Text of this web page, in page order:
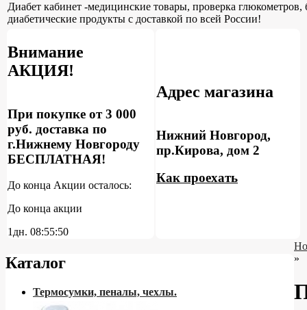
Диабет кабинет -медицинские товары, проверка глюкометров,
диабетические продукты с доставкой по всей России!
Внимание
АКЦИЯ!
При покупке от 3 000
руб. доставка по
г.Нижнему Новгороду
БЕСПЛАТНАЯ!
До конца Акции осталось:
До конца акции
1дн. 08:55:49
Адрес магазина
Нижний Новгород,
пр.Кирова, дом 2
Как проехать
Каталог
Термосумки, пеналы, чехлы.
»